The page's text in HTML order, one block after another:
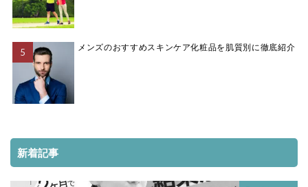
メンズのおすすめスキンケア化粧品を肌質別に徹底紹介
新着記事